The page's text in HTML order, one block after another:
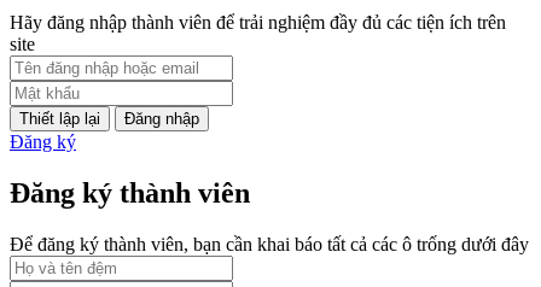
PL2-2164/UBND
Phụ lục 2 - Kèm theo quyết định số 2164
Lượt xem:1998 | lượt tải:1060
PL3-2164/UBND
Phụ lục 3 - Kèm theo quyết định số 2164
Lượt xem:2010 | lượt tải:1159
Hãy đăng nhập thành viên để trải nghiệm đầy đủ các tiện ích trên
site
Đăng nhập
Đăng ký
Đăng ký thành viên
Để đăng ký thành viên, bạn cần khai báo tất cả các ô trống dưới đây